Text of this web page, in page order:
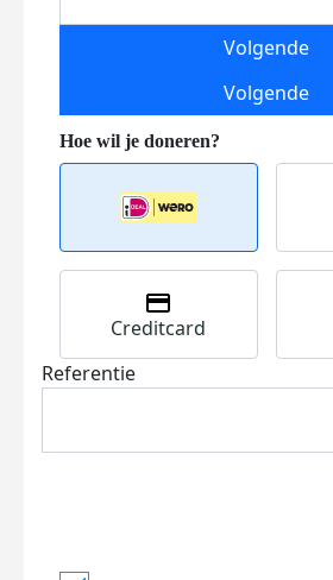
Volgende
Volgende
Creditcard
Referentie